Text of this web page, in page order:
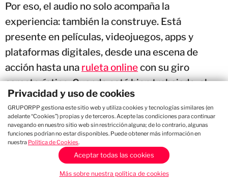
Por eso, el audio no solo acompaña la
experiencia: también la construye. Está
presente en películas, videojuegos, apps y
plataformas digitales, desde una escena de
acción hasta una ruleta onlinecon su giro
característico. Cuando está bien trabajado, el
sonido ayuda a que todo se sienta más vivo, más
claro y más emocionante.
El sonido que anticipa el momento
Privacidad y uso de cookies
GRUPORPP gestiona este sitio web y utiliza cookies y tecnologías similares (en
adelante “Cookies”) propias y de terceros. Acepte las condiciones para continuar
navegando en nuestro sitio web sin restricción alguna; de lo contrario, algunas
funciones podrían no estar disponibles. Puede obtener más información en
nuestra Política de Cookies.
Aceptar todas las cookies
Más sobre nuestra política de cookies